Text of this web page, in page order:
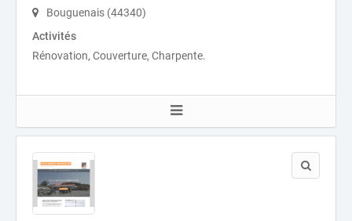
Bouguenais (44340)
Activités
Rénovation, Couverture, Charpente.